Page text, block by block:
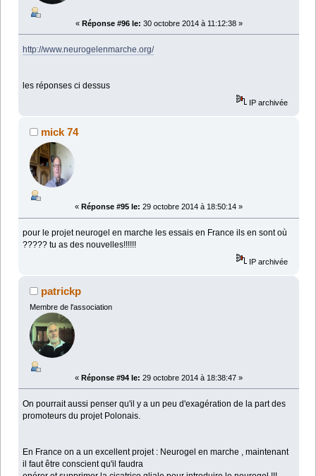
« Réponse #96 le: 30 octobre 2014 à 11:12:38 »
http://www.neurogelenmarche.org/
les réponses ci dessus
IP archivée
mick 74
« Réponse #95 le: 29 octobre 2014 à 18:50:14 »
pour le projet neurogel en marche les essais en France ils en sont où
????? tu as des nouvelles!!!!!!
IP archivée
patrickp
Membre de l'association
« Réponse #94 le: 29 octobre 2014 à 18:38:47 »
On pourrait aussi penser qu'il y a un peu d'exagération de la part des
promoteurs du projet Polonais.
En France on a un excellent projet : Neurogel en marche , maintenant
il faut être conscient qu'il faudra